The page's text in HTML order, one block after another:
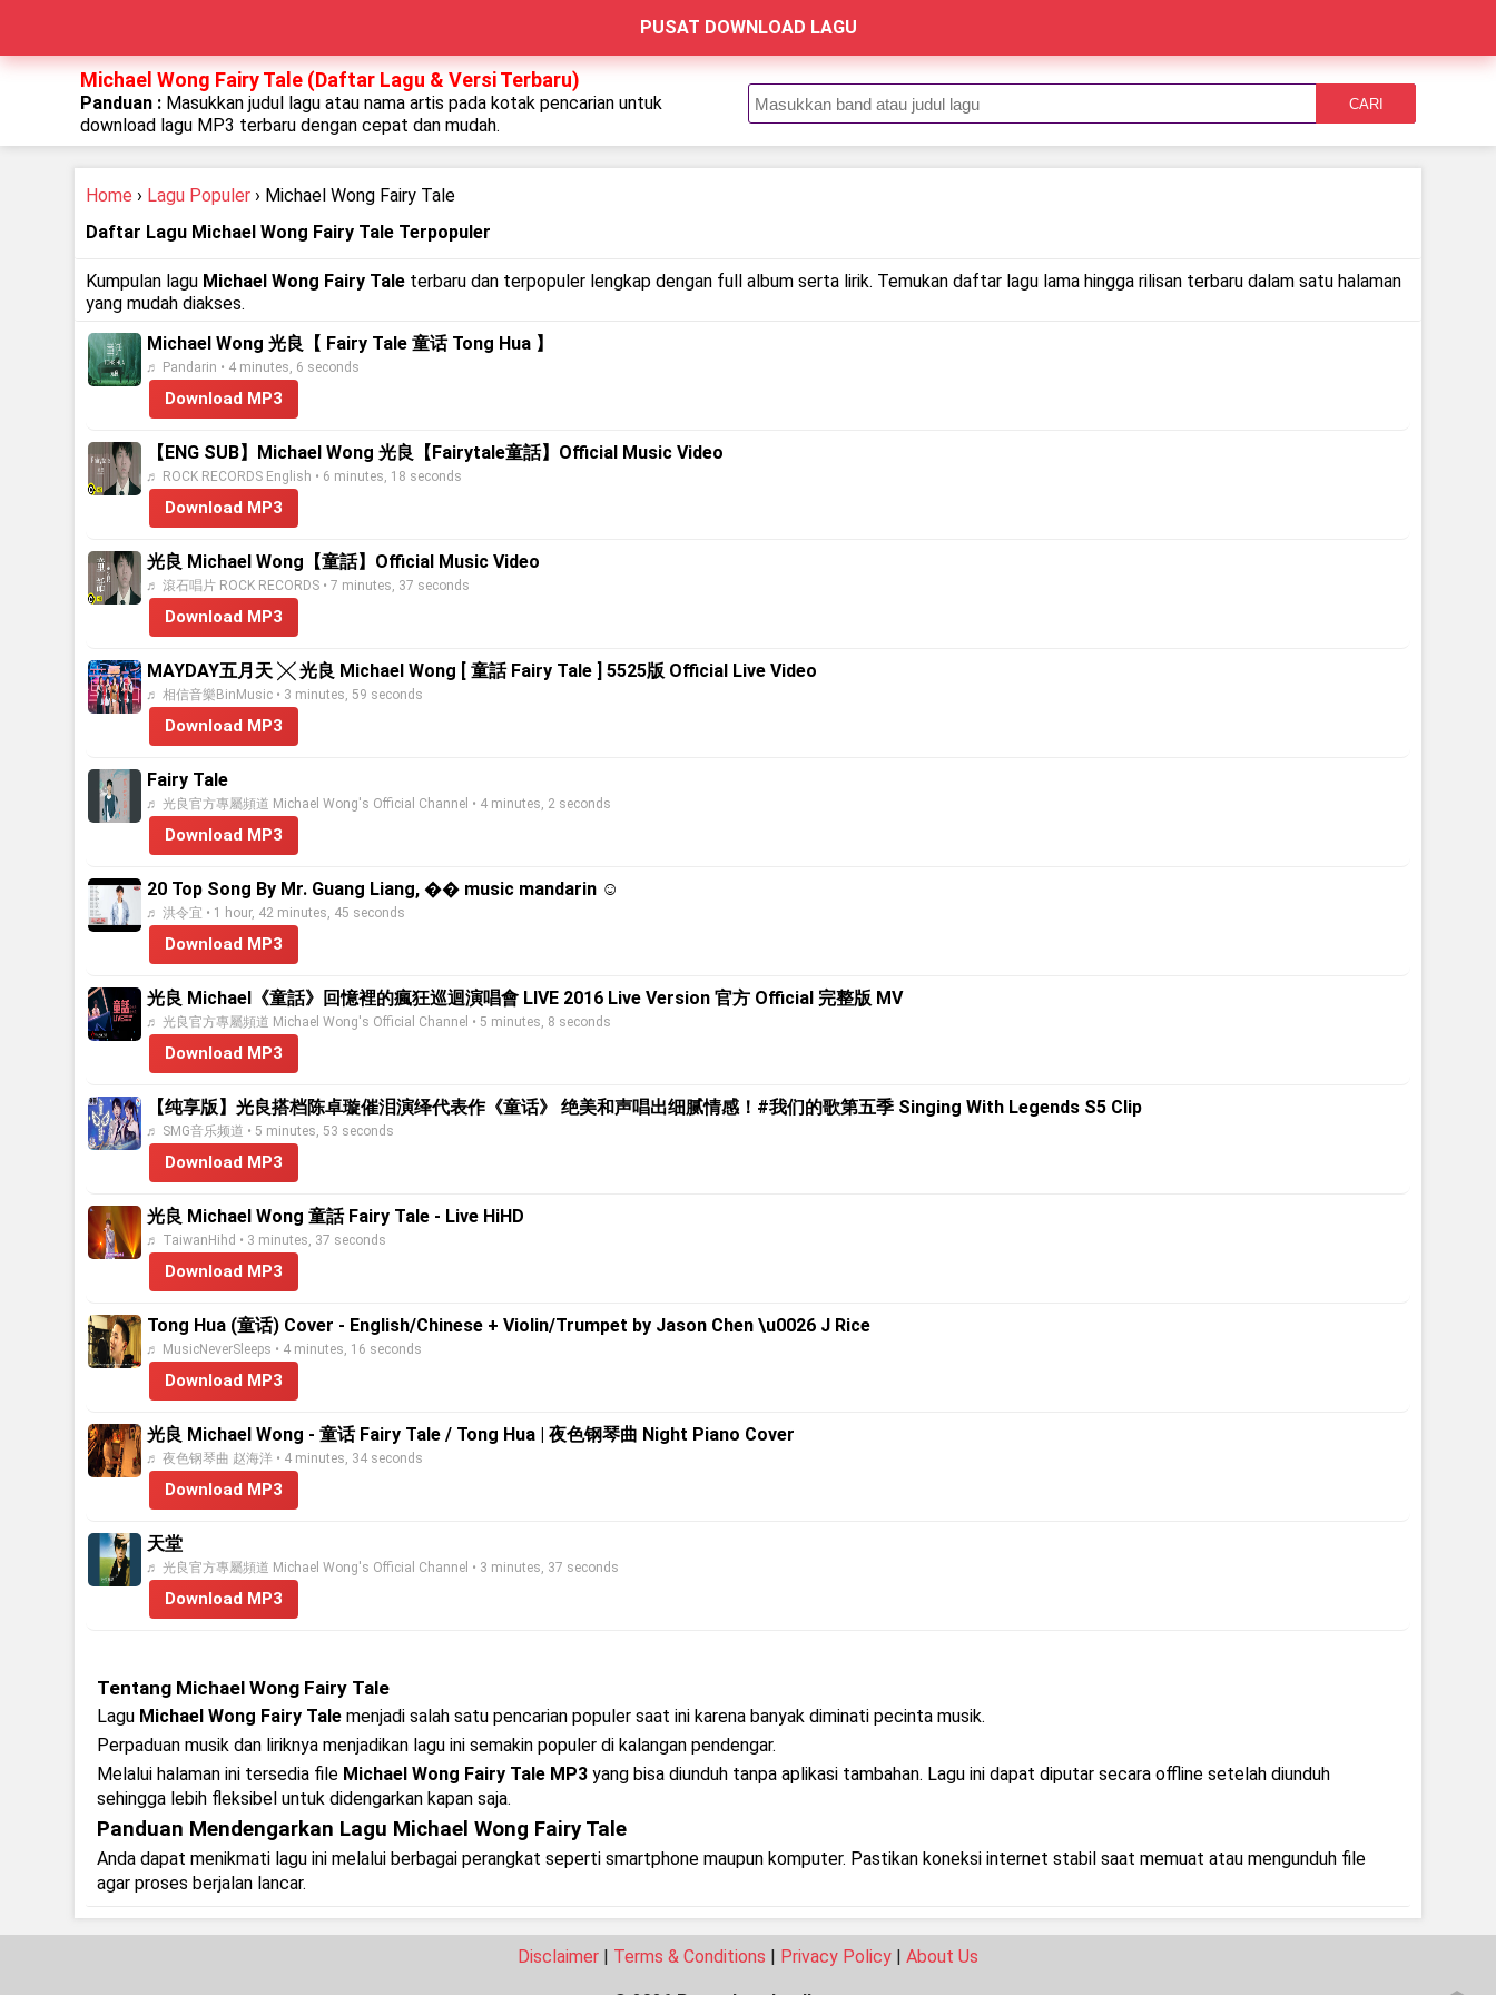
PUSAT DOWNLOAD LAGU
Michael Wong Fairy Tale (Daftar Lagu & Versi Terbaru)
Panduan : Masukkan judul lagu atau nama artis pada kotak pencarian untuk
download lagu MP3 terbaru dengan cepat dan mudah.
CARI
Home › Lagu Populer › Michael Wong Fairy Tale
Daftar Lagu Michael Wong Fairy Tale Terpopuler
Kumpulan lagu Michael Wong Fairy Tale terbaru dan terpopuler lengkap dengan full album serta lirik. Temukan daftar lagu lama hingga rilisan terbaru dalam satu halaman
yang mudah diakses.
Michael Wong 光良【 Fairy Tale 童话 Tong Hua 】
♬ Pandarin • 4 minutes, 6 seconds
Download MP3
【ENG SUB】Michael Wong 光良【Fairytale童話】Official Music Video
♬ ROCK RECORDS English • 6 minutes, 18 seconds
Download MP3
光良 Michael Wong【童話】Official Music Video
♬ 滾石唱片 ROCK RECORDS • 7 minutes, 37 seconds
Download MP3
MAYDAY五月天 ╳ 光良 Michael Wong [ 童話 Fairy Tale ] 5525版 Official Live Video
♬ 相信音樂BinMusic • 3 minutes, 59 seconds
Download MP3
Fairy Tale
♬ 光良官方專屬頻道 Michael Wong's Official Channel • 4 minutes, 2 seconds
Download MP3
20 Top Song By Mr. Guang Liang, �� music mandarin ☺️
♬ 洪令宜 • 1 hour, 42 minutes, 45 seconds
Download MP3
光良 Michael《童話》回憶裡的瘋狂巡迴演唱會 LIVE 2016 Live Version 官方 Official 完整版 MV
♬ 光良官方專屬頻道 Michael Wong's Official Channel • 5 minutes, 8 seconds
Download MP3
【纯享版】光良搭档陈卓璇催泪演绎代表作《童话》 绝美和声唱出细腻情感！#我们的歌第五季 Singing With Legends S5 Clip
♬ SMG音乐频道 • 5 minutes, 53 seconds
Download MP3
光良 Michael Wong 童話 Fairy Tale - Live HiHD
♬ TaiwanHihd • 3 minutes, 37 seconds
Download MP3
Tong Hua (童话) Cover - English/Chinese + Violin/Trumpet by Jason Chen \u0026 J Rice
♬ MusicNeverSleeps • 4 minutes, 16 seconds
Download MP3
光良 Michael Wong - 童话 Fairy Tale / Tong Hua | 夜色钢琴曲 Night Piano Cover
♬ 夜色钢琴曲 赵海洋 • 4 minutes, 34 seconds
Download MP3
天堂
♬ 光良官方專屬頻道 Michael Wong's Official Channel • 3 minutes, 37 seconds
Download MP3
Tentang Michael Wong Fairy Tale
Lagu Michael Wong Fairy Tale menjadi salah satu pencarian populer saat ini karena banyak diminati pecinta musik.
Perpaduan musik dan liriknya menjadikan lagu ini semakin populer di kalangan pendengar.
Melalui halaman ini tersedia file Michael Wong Fairy Tale MP3 yang bisa diunduh tanpa aplikasi tambahan. Lagu ini dapat diputar secara offline setelah diunduh
sehingga lebih fleksibel untuk didengarkan kapan saja.
Panduan Mendengarkan Lagu Michael Wong Fairy Tale
Anda dapat menikmati lagu ini melalui berbagai perangkat seperti smartphone maupun komputer. Pastikan koneksi internet stabil saat memuat atau mengunduh file
agar proses berjalan lancar.
Disclaimer | Terms & Conditions | Privacy Policy | About Us